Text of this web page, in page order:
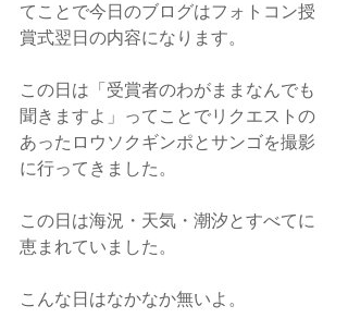
てことで今日のブログはフォトコン授
賞式翌日の内容になります。
この日は「受賞者のわがままなんでも
聞きますよ」ってことでリクエストの
あったロウソクギンポとサンゴを撮影
に行ってきました。
この日は海況・天気・潮汐とすべてに
恵まれていました。
こんな日はなかなか無いよ。